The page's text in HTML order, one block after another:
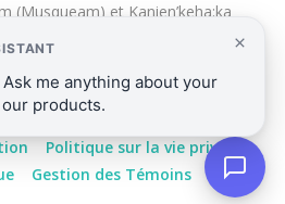
(Musqueam) et Kanien’keha:ka
ces Premières Nations qui
terres, et à en prendre soin et dont
existait bien avant la fondation du
Canada.
Politique sur la vie privée
Gestion des Témoins